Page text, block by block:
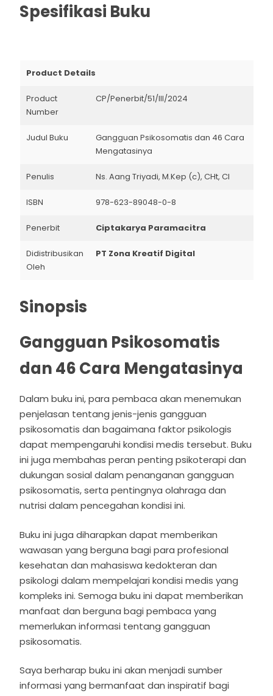
Spesifikasi Buku
Product Details
Product
Number
CP/Penerbit/51/III/2024
Judul Buku
Gangguan Psikosomatis dan 46 Cara
Mengatasinya
Penulis Ns. Aang Triyadi, M.Kep (c), CHt, CI
ISBN 978-623-89048-0-8
Penerbit Ciptakarya Paramacitra
Didistribusikan
Oleh
PT Zona Kreatif Digital
Sinopsis
Gangguan Psikosomatis
dan 46 Cara Mengatasinya
Dalam buku ini, para pembaca akan menemukan
penjelasan tentang jenis-jenis gangguan
psikosomatis dan bagaimana faktor psikologis
dapat mempengaruhi kondisi medis tersebut. Buku
ini juga membahas peran penting psikoterapi dan
dukungan sosial dalam penanganan gangguan
psikosomatis, serta pentingnya olahraga dan
nutrisi dalam pencegahan kondisi ini.
Buku ini juga diharapkan dapat memberikan
wawasan yang berguna bagi para profesional
kesehatan dan mahasiswa kedokteran dan
psikologi dalam mempelajari kondisi medis yang
kompleks ini. Semoga buku ini dapat memberikan
manfaat dan berguna bagi pembaca yang
memerlukan informasi tentang gangguan
psikosomatis.
Saya berharap buku ini akan menjadi sumber
informasi yang bermanfaat dan inspiratif bagi